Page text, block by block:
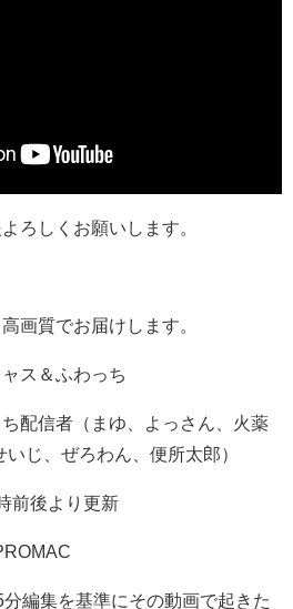
ろしくお願いします。
画質でお届けします。
ス＆ふわっち
者（まゆ、よっさん、火薬
じ、ぜろわん、便所太郎）
後より更新
編集を基準にその動画で起きた